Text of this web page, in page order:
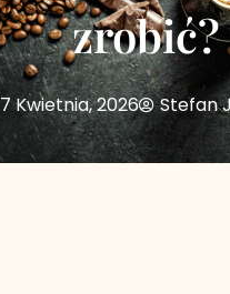
zrobić?
7 Kwietnia, 2026 Stefan